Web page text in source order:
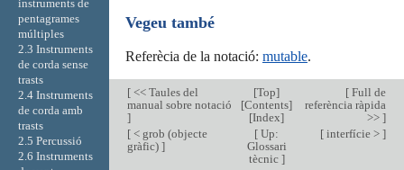
Vegeu també
Referècia de la notació: mutable.
[<< Taules del
manual sobre notació
]
[Top]
[Contents]
[Index]
[Full de
referència ràpida
>> ]
[< grob (objecte
gràfic) ]
[ Up:
Glossari
tècnic ]
[interfície > ]
instruments de
pentagrames
múltiples
2.3 Instruments
de corda sense
trasts
2.4 Instruments
de corda amb
trasts
2.5 Percussió
2.6 Instruments